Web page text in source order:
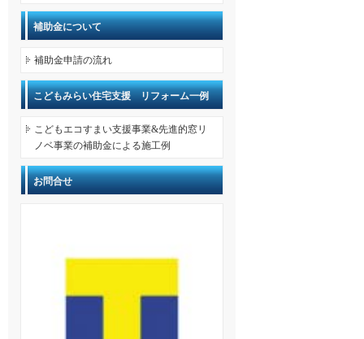
補助金について
補助金申請の流れ
こどもみらい住宅支援 リフォーム一例
こどもエコすまい支援事業&先進的窓リ
ノベ事業の補助金による施工例
お問合せ